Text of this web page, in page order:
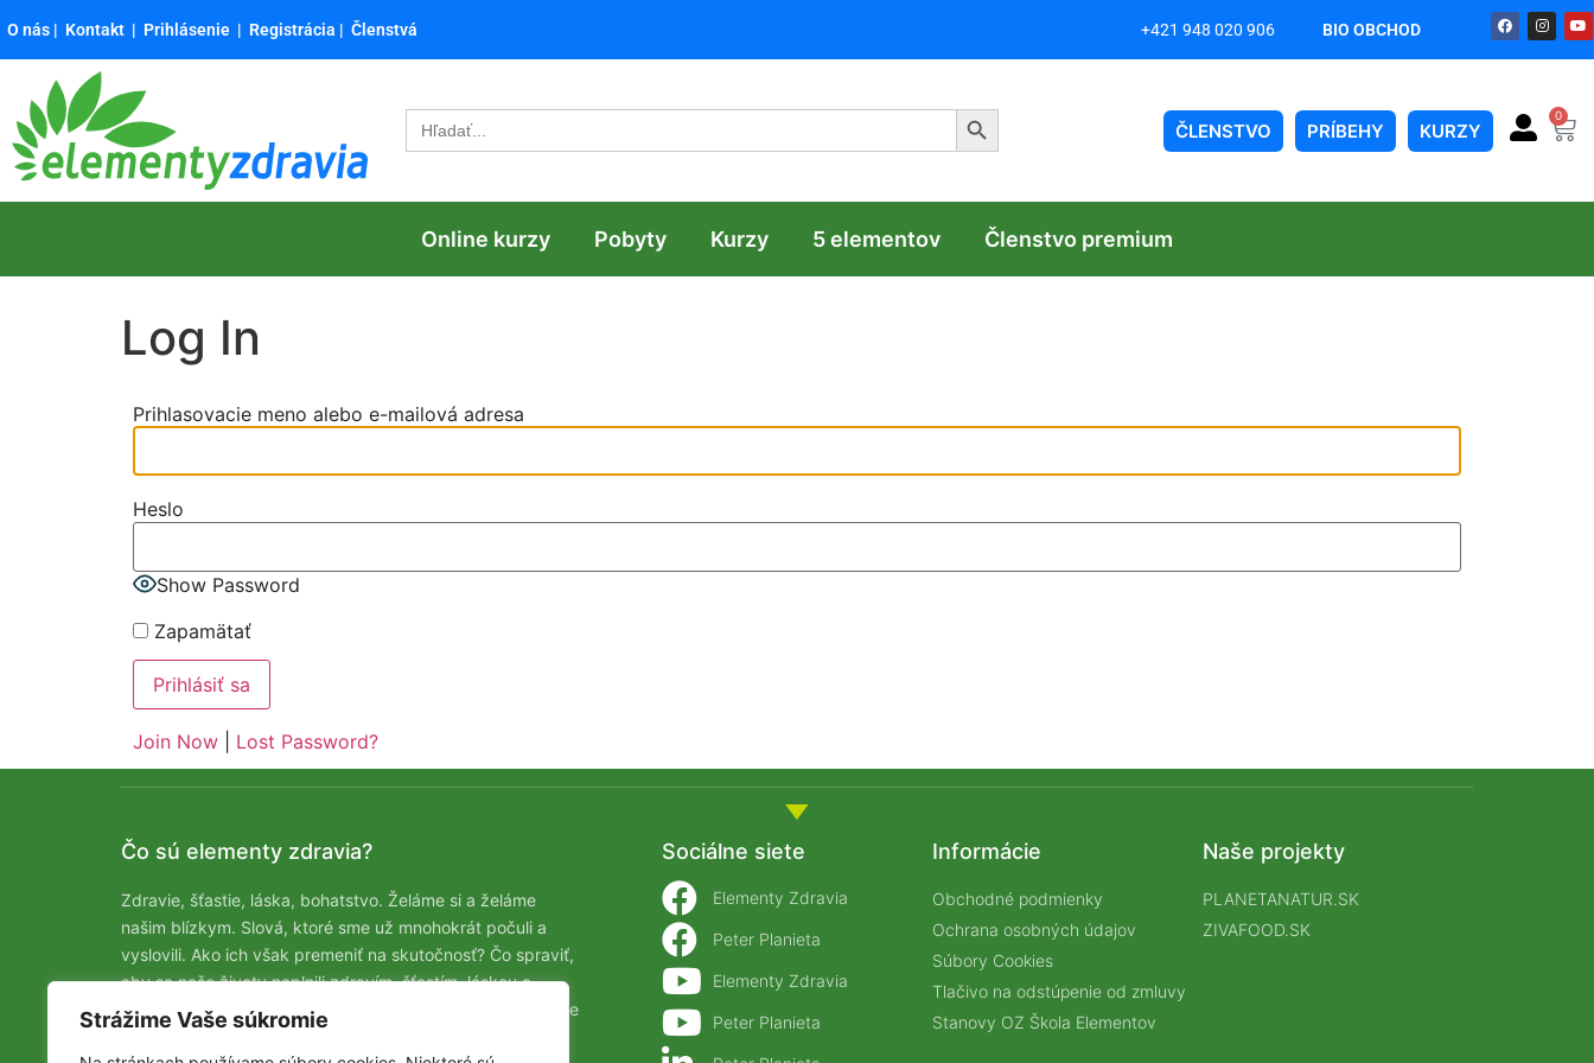
Strážime Vaše súkromie
O nás | Kontakt | Prihlásenie | Registrácia | Členstvá +421 948 020 906 BIO OBCHOD
Search
for:
Search Button
ČLENSTVO PRÍBEHY KURZY
0
Online kurzy Pobyty Kurzy 5 elementov Členstvo premium
Log In
Prihlasovacie meno alebo e-mailová adresa
Heslo
Show Password
Zapamätať
Join Now Lost Password?
Čo sú elementy zdravia?
Zdravie, šťastie, láska, bohatstvo. Želáme si a želáme
našim blízkym. Slová, ktoré sme už mnohokrát počuli a
vyslovili. Ako ich však premeniť na skutočnosť? Čo spraviť,
aby sa naše životy naplnili zdravím, šťastím, láskou a
bohatstvom? Môžeme mať naozaj všetko? A naraz? Šťastie
Sociálne siete
Elementy Zdravia
Peter Planieta
Elementy Zdravia
Peter Planieta
Informácie
Obchodné podmienky
Ochrana osobných údajov
Súbory Cookies
Tlačivo na odstúpenie od zmluvy
Stanovy OZ Škola Elementov
Naše projekty
PLANETANATUR.SK
ZIVAFOOD.SK